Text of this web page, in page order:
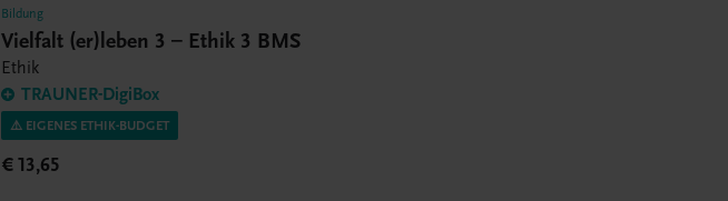
Bildung
Vielfalt (er)leben 3 – Ethik 3 BMS
Ethik
TRAUNER-DigiBox
⚠️ EIGENES ETHIK-BUDGET
€ 13,65